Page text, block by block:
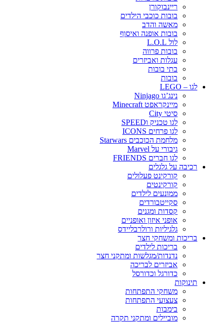
ריינבוקורן
בובות כוכבי הילדים
מאשה והדב
בובות אופנה ואיסוף
לול L.O.L
בובות פרווה
עגלות ואביזרים
בתי בובות
בובות
לגו – LEGO
נינג’גו Ninjago
מיינקראפט Minecraft
סיטי City
לגו טכניק וSPEED
לגו פרחים ICONS
מלחמת הכוכבים Starwars
גיבורי על Marvel
לגו חברים FRIENDS
רכיבה על גלגלים
קורקינט פעלולים
קורקינטים
ממונעים לילדים
סקייטבורדים
קסדות ומגנים
אופני איזון ואופניים
גלגיליות ורולרבליידס
בריכות ומשחקי חצר
בריכות לילדים
נדנדות/מגלשות ומתקני חצר
אביזרים לבריכה
כדורגל וכדורסל
תינוקות
משחקי התפתחות
צעצועי התפתחות
בימבות
מוביילים ומתקני תקרה